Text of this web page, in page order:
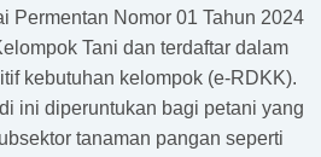
Permentan Nomor 01 Tahun 2024
Tani dan terdaftar dalam
kebutuhan kelompok (e-RDKK).
ini diperuntukan bagi petani yang
tanaman pangan seperti